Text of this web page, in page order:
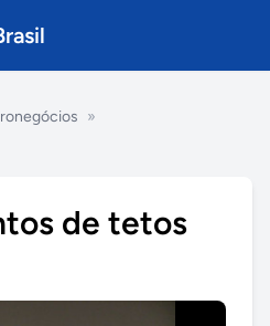
»
de tetos